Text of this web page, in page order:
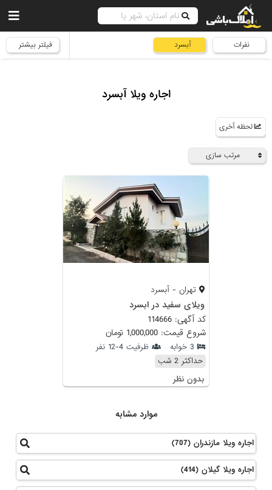
نفرات آبسرد فیلتر بیشتر
اجاره ویلا آبسرد
لحظه آخری
مرتب سازی
تهران - آبسرد
ویلای سفید در ابسرد
کد آگهی: 114666
شروع قیمت: 1,000,000 تومان
3 خوابه
ظرفیت 4-12 نفر
حداکثر 2 شب
بدون نظر
موارد مشابه
اجاره ویلا مازندران (707)
اجاره ویلا گیلان (414)